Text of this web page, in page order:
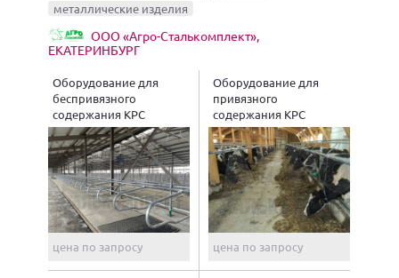
металлические изделия
ООО «Агро-Сталькомплект»,
ЕКАТЕРИНБУРГ
Оборудование для
беспривязного
содержания КРС
цена по запросу
Оборудование для
привязного
содержания КРС
цена по запросу